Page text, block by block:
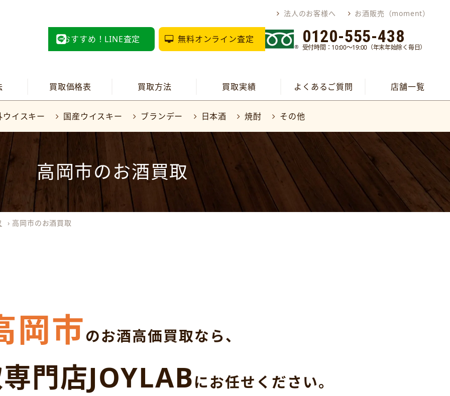
法人のお客様へ お酒販売（moment）
おすすめ！LINE査定 無料オンライン査定 0120-555-438
受付時間：10:00～19:00（年末年始除く毎日）
買取価格表 買取方法 買取実績 よくあるご質問 店舗一覧
ウイスキー 国産ウイスキー ブランデー 日本酒 焼酎 その他
高岡市のお酒買取
› 高岡市のお酒買取
岡市のお酒高価買取なら、
門店JOYLABにお任せください。